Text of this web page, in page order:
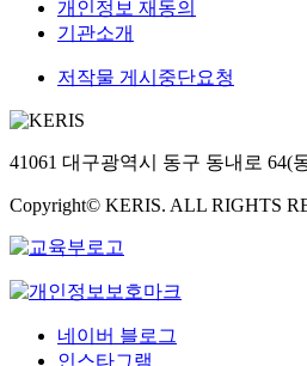
개인정보 재동의
기관소개
저작물 게시중단요청
41061 대구광역시 동구 동내로 64(
Copyright© KERIS. ALL RIGHTS
네이버 블로그
인스타그램